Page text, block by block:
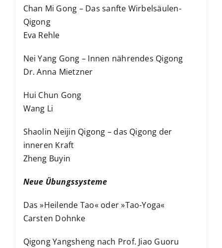
Chan Mi Gong – Das sanfte Wirbelsäulen-
Qigong
Eva Rehle
Nei Yang Gong – Innen nährendes Qigong
Dr. Anna Mietzner
Hui Chun Gong
Wang Li
Shaolin Neijin Qigong – das Qigong der
inneren Kraft
Zheng Buyin
Neue Übungssysteme
Das »Heilende Tao« oder »Tao-Yoga«
Carsten Dohnke
Qigong Yangsheng nach Prof. Jiao Guoru